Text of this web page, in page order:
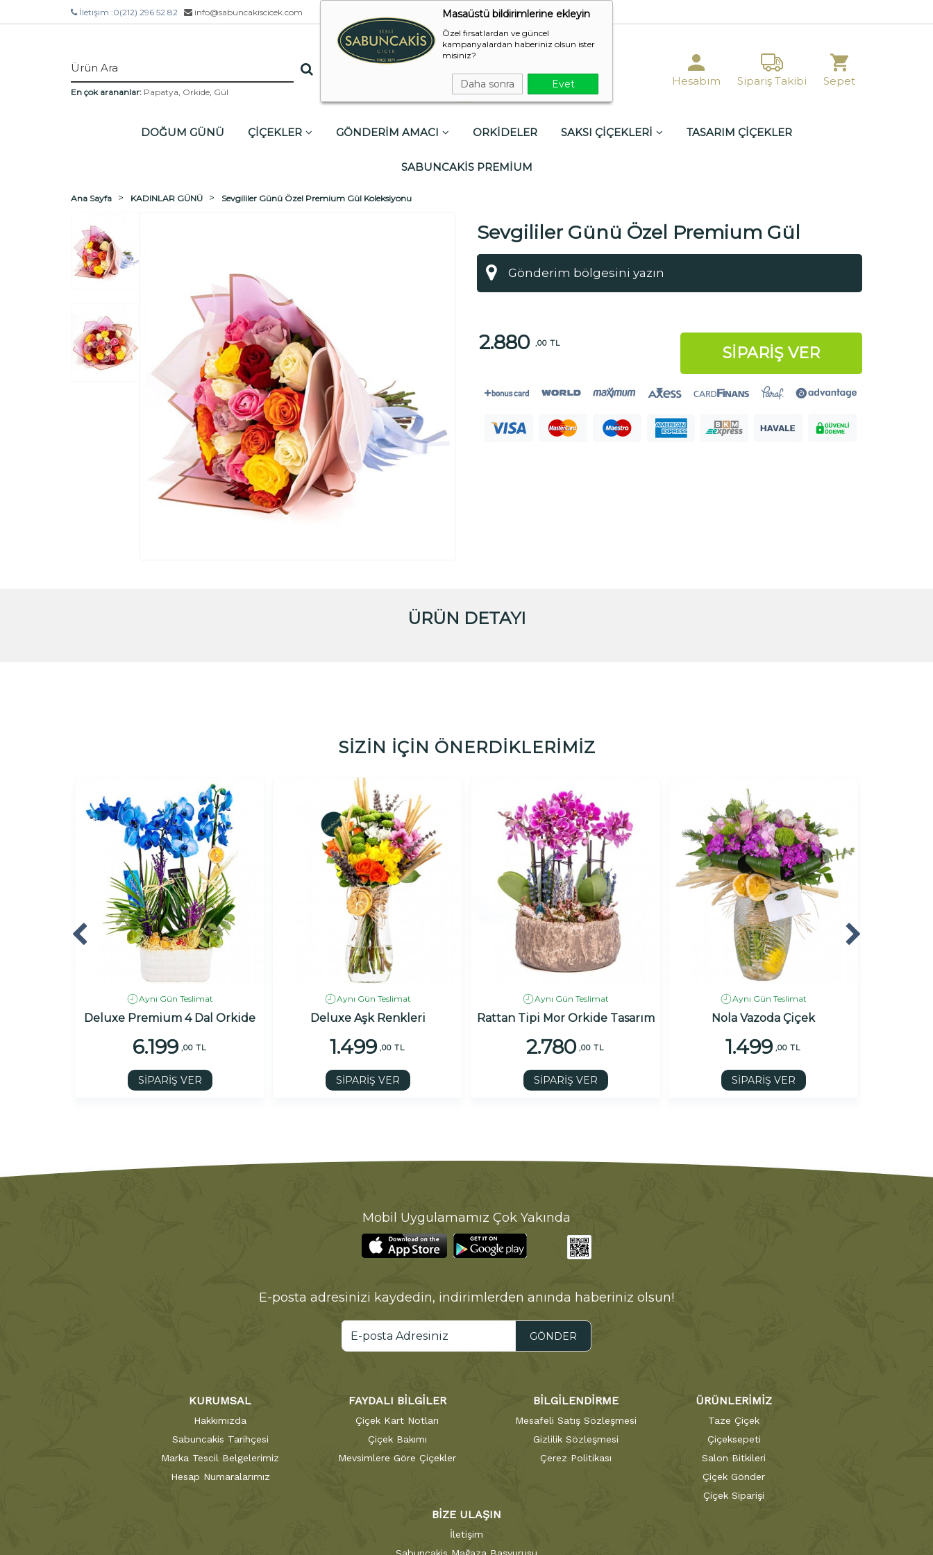
Masaüstü bildirimlerine ekleyin
Özel fırsatlardan ve güncel
kampanyalardan haberiniz olsun ister
misiniz?
Daha sonra Evet
İletişim :0(212) 296 52 82 info@sabuncakiscicek.com
En çok arananlar: Papatya, Orkide, Gül
Hesabım Sipariş Takibi Sepet
DOĞUM GÜNÜ ÇİÇEKLER GÖNDERİM AMACI ORKİDELER SAKSI ÇİÇEKLERİ TASARIM ÇİÇEKLER
SABUNCAKİS PREMİUM
Ana Sayfa KADINLAR GÜNÜ Sevgililer Günü Özel Premium Gül Koleksiyonu
Sevgililer Günü Özel Premium Gül
Koleksiyonu
2.880 ,00 TL
SİPARİŞ VER
ÜRÜN DETAYI
SİZİN İÇİN ÖNERDİKLERİMİZ
Aynı Gün Teslimat
Deluxe Premium 4 Dal Orkide
6.199 ,00 TL
SİPARİŞ VER
Aynı Gün Teslimat
Deluxe Aşk Renkleri
1.499 ,00 TL
SİPARİŞ VER
Aynı Gün Teslimat
Rattan Tipi Mor Orkide Tasarım
2.780 ,00 TL
SİPARİŞ VER
Aynı Gün Teslimat
Nola Vazoda Çiçek
1.499 ,00 TL
SİPARİŞ VER
Mobil Uygulamamız Çok Yakında
E-posta adresinizi kaydedin, indirimlerden anında haberiniz olsun!
GÖNDER
KURUMSAL
Hakkımızda
Sabuncakis Tarihçesi
Marka Tescil Belgelerimiz
Hesap Numaralarımız
FAYDALI BİLGİLER
Çiçek Kart Notları
Çiçek Bakımı
Mevsimlere Göre Çiçekler
BİLGİLENDİRME
Mesafeli Satış Sözleşmesi
Gizlilik Sözleşmesi
Çerez Politikası
ÜRÜNLERİMİZ
Taze Çiçek
Çiçeksepeti
Salon Bitkileri
Çiçek Gönder
Çiçek Siparişi
BİZE ULAŞIN
İletişim